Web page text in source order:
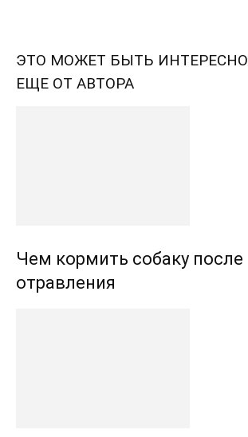
ЭТО МОЖЕТ БЫТЬ ИНТЕРЕСНО
ЕЩЕ ОТ АВТОРА
Чем кормить собаку после
отравления